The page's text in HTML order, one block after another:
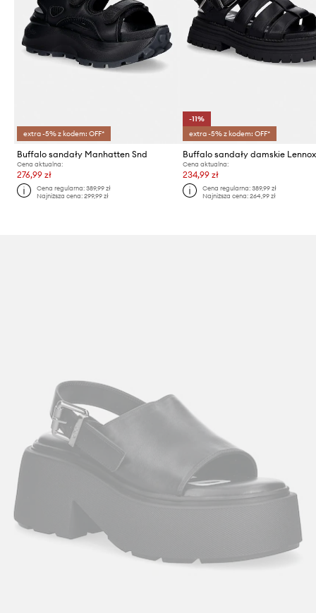
extra -5% z kodem: OFF*
Buffalo sandały Manhatten Snd
Cena aktualna:
276,99 zł
Cena regularna:389,99 zł
Najniższa cena:299,99 zł
-11%
extra -5% z kodem: OFF*
Cena aktualna:
234,99 zł
Cena regularna: 389,99 zł
Najniższa cena: 264,99 zł